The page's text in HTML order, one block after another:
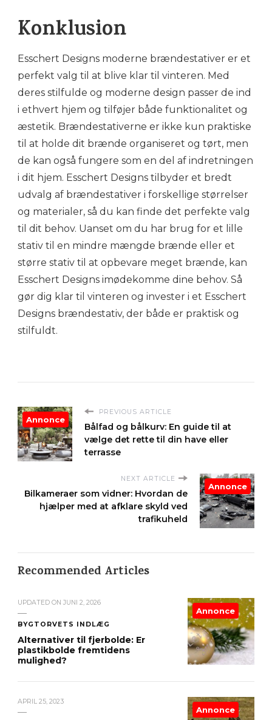
Konklusion
Esschert Designs moderne brændestativer er et
perfekt valg til at blive klar til vinteren. Med
deres stilfulde og moderne design passer de ind
i ethvert hjem og tilføjer både funktionalitet og
æstetik. Brændestativerne er ikke kun praktiske
til at holde dit brænde organiseret og tørt, men
de kan også fungere som en del af indretningen
i dit hjem. Esschert Designs tilbyder et bredt
udvalg af brændestativer i forskellige størrelser
og materialer, så du kan finde det perfekte valg
til dit behov. Uanset om du har brug for et lille
stativ til en mindre mængde brænde eller et
større stativ til at opbevare meget brænde, kan
Esschert Designs imødekomme dine behov. Så
gør dig klar til vinteren og invester i et Esschert
Designs brændestativ, der både er praktisk og
stilfuldt.
PREVIOUS ARTICLE
Bålfad og bålkurv: En guide til at
vælge det rette til din have eller
terrasse
Annonce
NEXT ARTICLE
Bilkameraer som vidner: Hvordan de
hjælper med at afklare skyld ved
trafikuheld
Annonce
Recommended Articles
UPDATED ON JUNI 2, 2026
BYGTORVETS INDLÆG
Alternativer til fjerbolde: Er
plastikbolde fremtidens
mulighed?
Annonce
APRIL 25, 2023
Annonce